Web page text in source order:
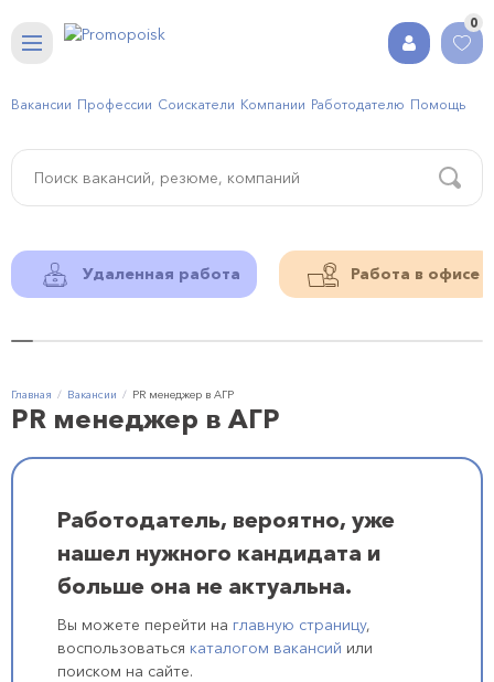
0
Вакансии Профессии Соискатели Компании Работодателю Помощь
Удаленная работа Работа в офисе
Главная Вакансии PR менеджер в АГР
PR менеджер в АГР
Работодатель, вероятно, уже
нашел нужного кандидата и
больше она не актуальна.
Вы можете перейти на главную страницу,
воспользоваться каталогом вакансий или
поиском на сайте.